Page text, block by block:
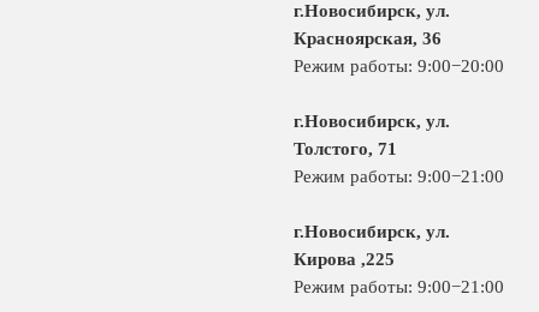
г.Новосибирск, ул.
Красноярская, 36
Режим работы: 9:00−20:00
г.Новосибирск, ул.
Толстого, 71
Режим работы: 9:00−21:00
г.Новосибирск, ул.
Кирова ,225
Режим работы: 9:00−21:00